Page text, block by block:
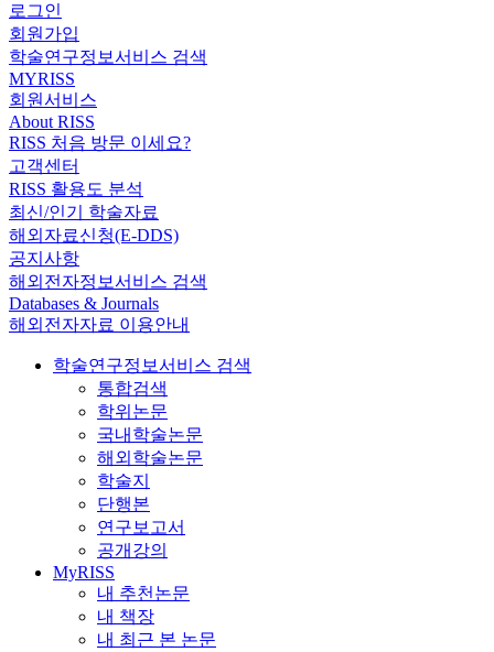
로그인
회원가입
학술연구정보서비스 검색
MYRISS
회원서비스
About RISS
RISS 처음 방문 이세요?
고객센터
RISS 활용도 분석
최신/인기 학술자료
해외자료신청(E-DDS)
공지사항
해외전자정보서비스 검색
Databases & Journals
해외전자자료 이용안내
학술연구정보서비스 검색
통합검색
학위논문
국내학술논문
해외학술논문
학술지
단행본
연구보고서
공개강의
MyRISS
내 추천논문
내 책장
내 최근 본 논문